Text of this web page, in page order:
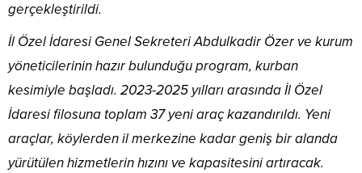
gerçekleştirildi.
İl Özel İdaresi Genel Sekreteri Abdulkadir Özer ve kurum
yöneticilerinin hazır bulunduğu program, kurban
kesimiyle başladı. 2023-2025 yılları arasında İl Özel
İdaresi filosuna toplam 37 yeni araç kazandırıldı. Yeni
araçlar, köylerden il merkezine kadar geniş bir alanda
yürütülen hizmetlerin hızını ve kapasitesini artıracak.